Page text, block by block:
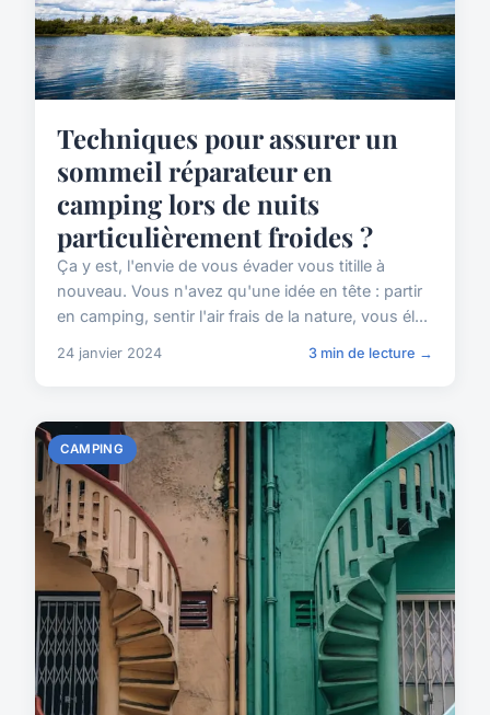
Techniques pour assurer un
sommeil réparateur en
camping lors de nuits
particulièrement froides ?
Ça y est, l'envie de vous évader vous titille à
nouveau. Vous n'avez qu'une idée en tête : partir
en camping, sentir l'air frais de la nature, vous él...
24 janvier 2024 3 min de lecture →
CAMPING